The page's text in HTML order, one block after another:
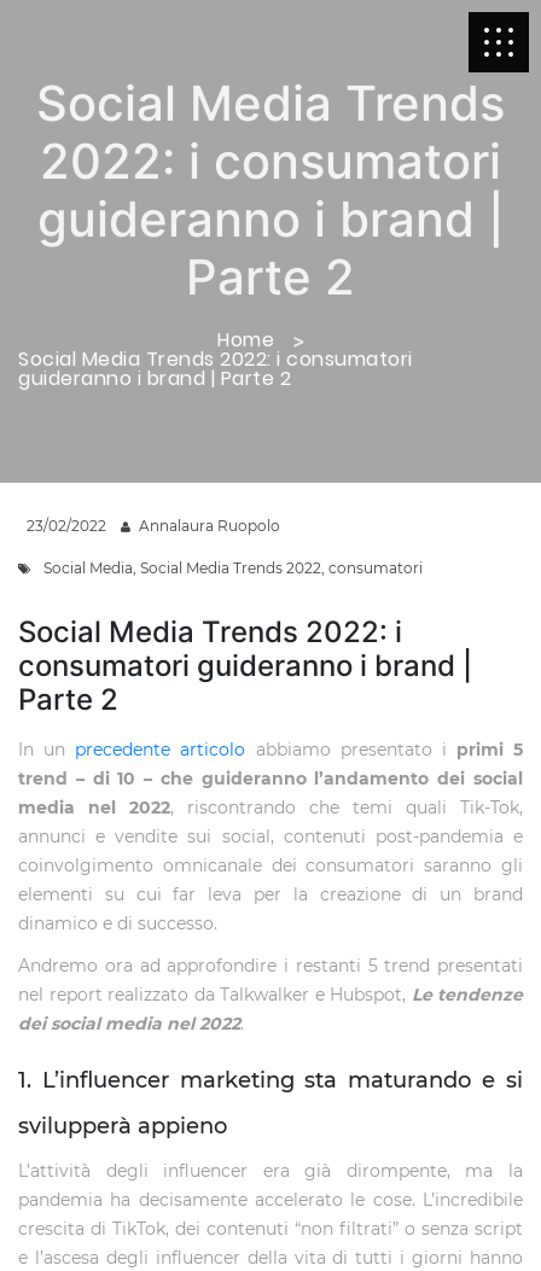
Social Media Trends
2022: i consumatori
guideranno i brand |
Parte 2
Home
Social Media Trends 2022: i consumatori
guideranno i brand | Parte 2
23/02/2022 Annalaura Ruopolo
Social Media, Social Media Trends 2022, consumatori
Social Media Trends 2022: i
consumatori guideranno i brand |
Parte 2
In un precedente articolo abbiamo presentato i primi 5
trend – di 10 – che guideranno l’andamento dei social
media nel 2022, riscontrando che temi quali Tik-Tok,
annunci e vendite sui social, contenuti post-pandemia e
coinvolgimento omnicanale dei consumatori saranno gli
elementi su cui far leva per la creazione di un brand
dinamico e di successo.
Andremo ora ad approfondire i restanti 5 trend presentati
nel report realizzato da Talkwalker e Hubspot, Le tendenze
dei social media nel 2022.
1. L’influencer marketing sta maturando e si
svilupperà appieno
L’attività degli influencer era già dirompente, ma la
pandemia ha decisamente accelerato le cose. L’incredibile
crescita di TikTok, dei contenuti “non filtrati” o senza script
e l’ascesa degli influencer della vita di tutti i giorni hanno